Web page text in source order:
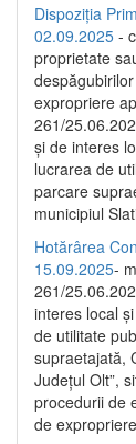
Dispoziția
02.09.2025 -
proprietate
expropriere
261/
și de interes
lucrarea de
parcare
municipiul
Hotărârea
15.09.2025-
261/
interes local
de utilitate
supraetajată,
Județul Olt”,
procedurii de
de expropriere